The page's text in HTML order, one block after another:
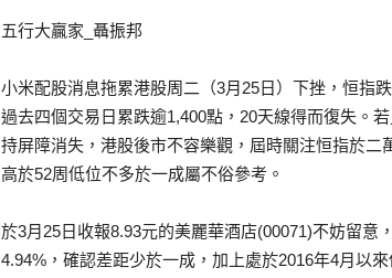
五行大贏家_聶振邦
小米配股消息拖累港股周二（3月25日）下挫，恒指
過去四個交易日累跌逾1,400點，20天線得而復失。
持屏障消失，港股後市不容樂觀，屆時關注恒指於
高於52周低位不多於一成屬不俗參考。
於3月25日收報8.93元的美麗華酒店(00071)不妨留意
4.94%，確認差距少於一成，加上處於2016年4月以